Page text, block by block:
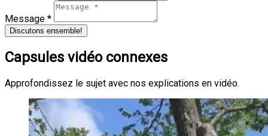
Message *
Discutons ensemble!
Capsules vidéo connexes
Approfondissez le sujet avec nos explications en vidéo.